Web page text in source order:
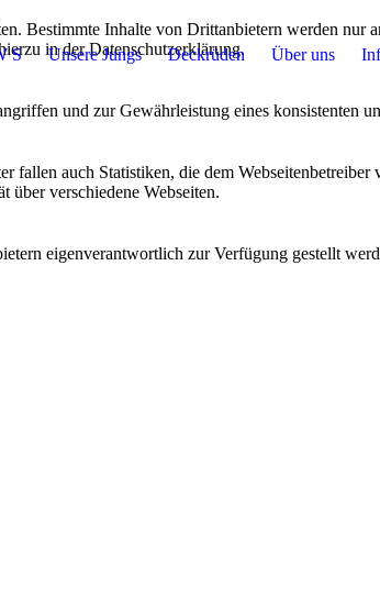
S Unsere Jungs Deckrüden Über uns
Bestimmte Inhalte von Drittanbietern werden nur
in der Datenschutzerklärung.
und zur Gewährleistung eines konsistenten
auch Statistiken, die dem
verschiedene Webseiten.
eigenverantwortlich zur Verfügung gestellt